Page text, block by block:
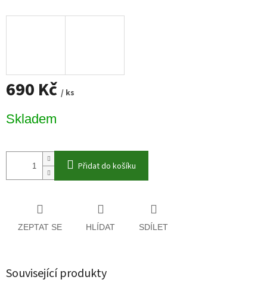
690 Kč / ks
cena:
Skladem
Přidat do košíku
ZEPTAT SE HLÍDAT SDÍLET
Související produkty